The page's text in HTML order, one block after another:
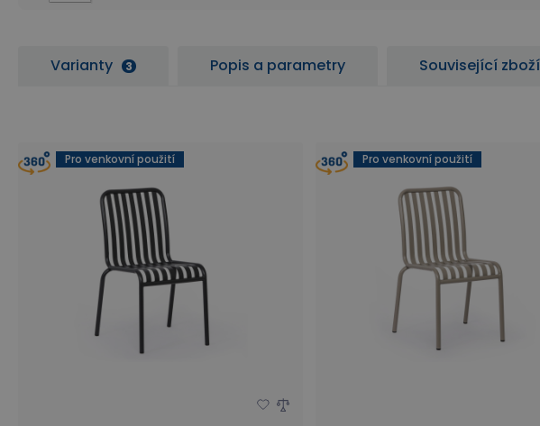
Varianty 3 Popis a parametry Související zboží
Pro venkovní použití Pro venkovní použití